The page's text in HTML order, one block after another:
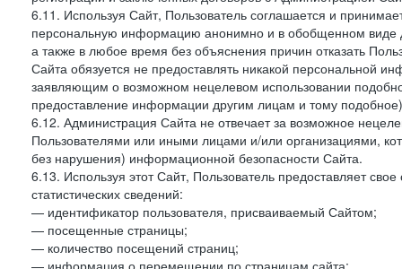
6.11. Используя Сайт, Пользователь соглашается и
персональную информацию анонимно и в обобщенном виде
а также в любое время без объяснения причин отказать
Сайта обязуется не предоставлять никакой персональной
заявляющим о возможном нецелевом использовании
предоставление информации другим лицам и тому
6.12. Администрация Сайта не отвечает за возможное
Пользователями или иными лицами и/или организациями,
без нарушения) информационной безопасности Сайта.
6.13. Используя этот Сайт, Пользователь предоставляет
статистических сведений:
— идентификатор пользователя, присваиваемый Сайтом;
— посещенные страницы;
— количество посещений страниц;
— информация о перемещении по страницам сайта;